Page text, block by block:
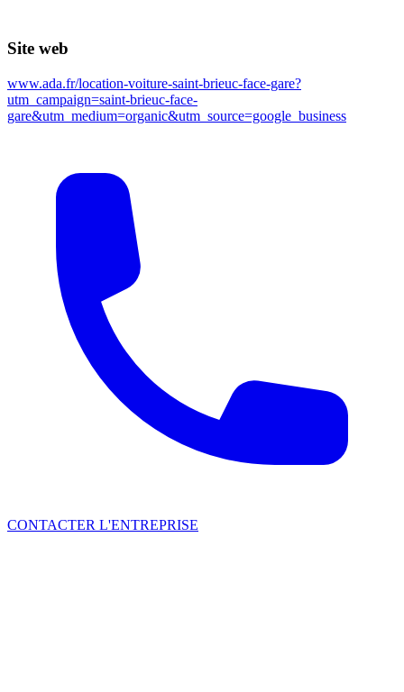
Site web
www.ada.fr/location-voiture-saint-brieuc-face-gare?
utm_campaign=saint-brieuc-face-
gare&utm_medium=organic&utm_source=google_business
CONTACTER L'ENTREPRISE